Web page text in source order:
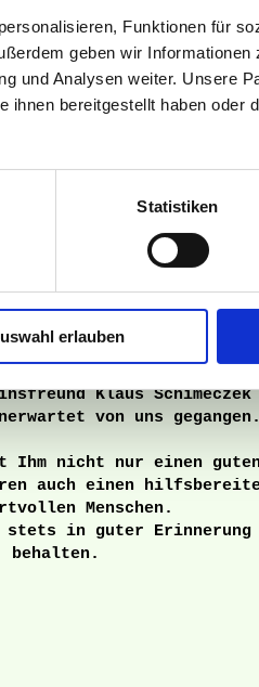
Funktionen für
geben wir Informationen
und Analysen weiter. Unsere
bereitgestellt haben oder
Statistiken
erlauben
einen guten Freund
hilfsbereiten
wie immer,
viele,
kein anderer
an ist alles anders.
Klaus Schimeczek
von uns gegangen.
Ihm nicht nur einen
auch einen
Menschen.
stets in guter Erinnerung
behalten.